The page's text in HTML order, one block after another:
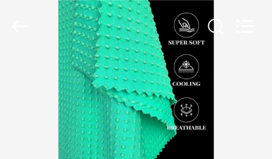
MAISON
PRODUITS